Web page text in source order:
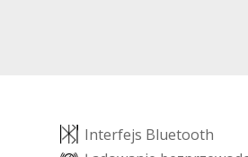
Interfejs Bluetooth